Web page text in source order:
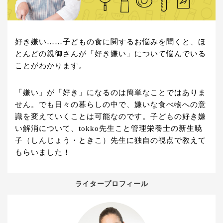
好き嫌い……子どもの食に関するお悩みを聞くと、ほ
とんどの親御さんが「好き嫌い」について悩んでいる
ことがわかります。
「嫌い」が「好き」になるのは簡単なことではありま
せん。でも日々の暮らしの中で、嫌いな食べ物への意
識を変えていくことは可能なのです。子どもの好き嫌
い解消について、tokko先生こと管理栄養士の新生暁
子（しんじょう・ときこ）先生に独自の視点で教えて
もらいました！
ライタープロフィール